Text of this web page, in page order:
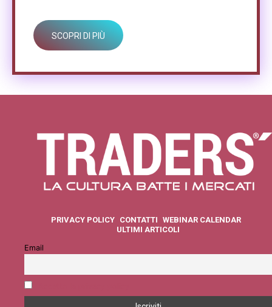
SCOPRI DI PIÙ
PRIVACY POLICY CONTATTI WEBINAR CALENDAR
ULTIMI ARTICOLI
Email